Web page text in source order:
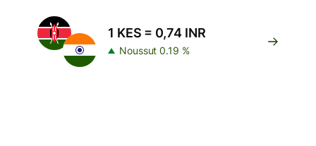
1 KES = 0,74 INR
Noussut 0.19 %